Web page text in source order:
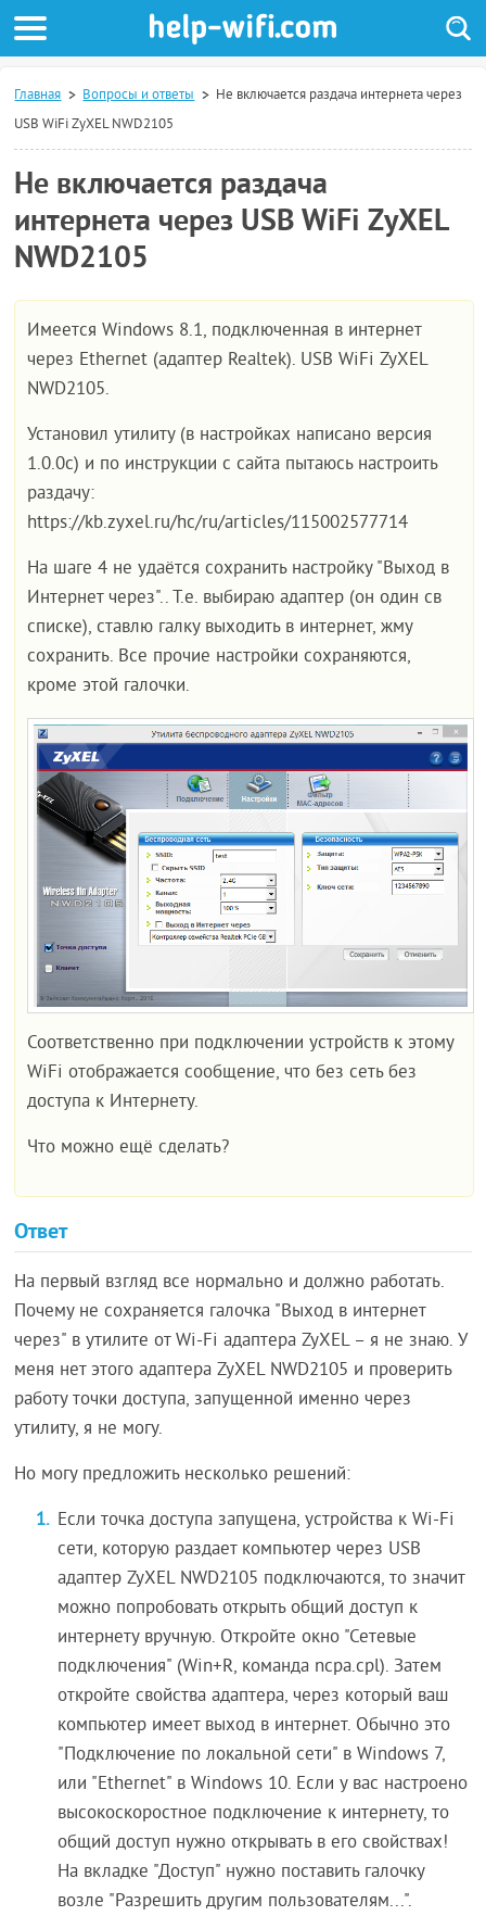
Главная Вопросы и ответы
Не включается раздача интернета через
USB WiFi ZyXEL NWD2105
Не включается раздача
интернета через USB WiFi ZyXEL
NWD2105
Имеется Windows 8.1, подключенная в интернет
через Ethernet (адаптер Realtek). USB WiFi ZyXEL
NWD2105.
Установил утилиту (в настройках написано версия
1.0.0c) и по инструкции с сайта пытаюсь настроить
раздачу:
https://kb.zyxel.ru/hc/ru/articles/115002577714
На шаге 4 не удаётся сохранить настройку "Выход в
Интернет через".. Т.е. выбираю адаптер (он один св
списке), ставлю галку выходить в интернет, жму
сохранить. Все прочие настройки сохраняются,
кроме этой галочки.
Соответственно при подключении устройств к этому
WiFi отображается сообщение, что без сеть без
доступа к Интернету.
Что можно ещё сделать?
Ответ
На первый взгляд все нормально и должно работать.
Почему не сохраняется галочка "Выход в интернет
через" в утилите от Wi-Fi адаптера ZyXEL – я не знаю. У
меня нет этого адаптера ZyXEL NWD2105 и проверить
работу точки доступа, запущенной именно через
утилиту, я не могу.
Но могу предложить несколько решений:
Если точка доступа запущена, устройства к Wi-Fi
сети, которую раздает компьютер через USB
адаптер ZyXEL NWD2105 подключаются, то значит
можно попробовать открыть общий доступ к
интернету вручную. Откройте окно "Сетевые
подключения" (Win+R, команда ncpa.cpl). Затем
откройте свойства адаптера, через который ваш
компьютер имеет выход в интернет. Обычно это
"Подключение по локальной сети" в Windows 7,
или "Ethernet" в Windows 10. Если у вас настроено
высокоскоростное подключение к интернету, то
общий доступ нужно открывать в его свойствах!
На вкладке "Доступ" нужно поставить галочку
возле "Разрешить другим пользователям...".